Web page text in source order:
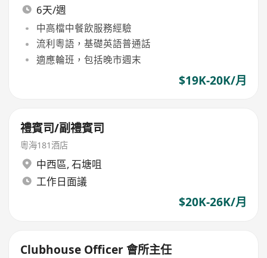
6天/週
中高檔中餐飲服務經驗
流利粵語，基礎英語普通話
適應輪班，包括晚市週末
$19K-20K/月
禮賓司/副禮賓司
粵海181酒店
中西區, 石塘咀
工作日面議
$20K-26K/月
Clubhouse Officer 會所主任